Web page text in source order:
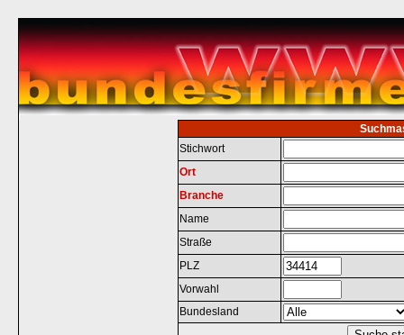
Stichwort
Ort
Branche
Name
Straße
PLZ
Vorwahl
Bundesland